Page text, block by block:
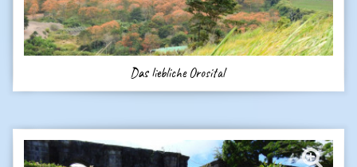
Das liebliche Orosital